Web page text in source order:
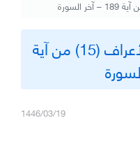
المجلس 142 – سورة الأعراف (15) من آية
1446/03/19